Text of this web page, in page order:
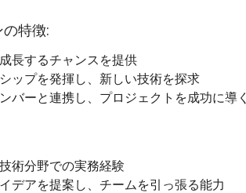
特徴:
長するチャンスを提供
ップを発揮し、新しい技術を探求
バーと連携し、プロジェクトを成功に導く
術分野での実務経験
デアを提案し、チームを引っ張る能力